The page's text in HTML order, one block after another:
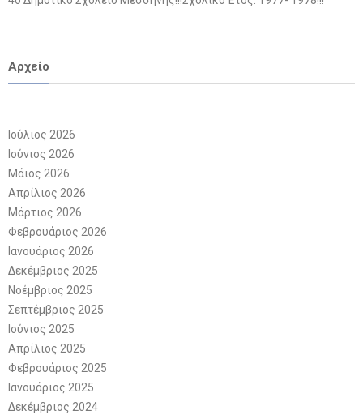
Αρχείο
Ιούλιος 2026
Ιούνιος 2026
Μάιος 2026
Απρίλιος 2026
Μάρτιος 2026
Φεβρουάριος 2026
Ιανουάριος 2026
Δεκέμβριος 2025
Νοέμβριος 2025
Σεπτέμβριος 2025
Ιούνιος 2025
Απρίλιος 2025
Φεβρουάριος 2025
Ιανουάριος 2025
Δεκέμβριος 2024